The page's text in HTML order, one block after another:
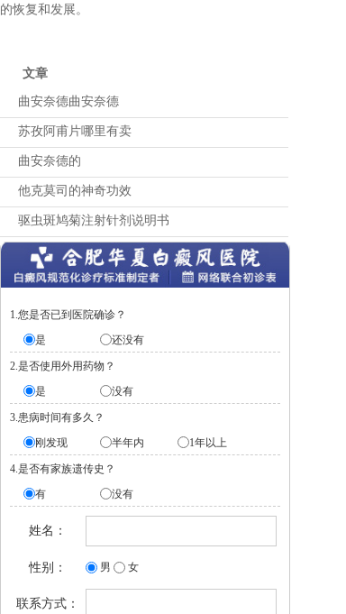
的恢复和发展。
文章
曲安奈德曲安奈德
苏孜阿甫片哪里有卖
曲安奈德的
他克莫司的神奇功效
驱虫斑鸠菊注射针剂说明书
1.您是否已到医院确诊？
是
还没有
2.是否使用外用药物？
是
没有
3.患病时间有多久？
刚发现
半年内 1年以上
4.是否有家族遗传史？
有
没有
姓名：
性别： 男 女
联系方式：